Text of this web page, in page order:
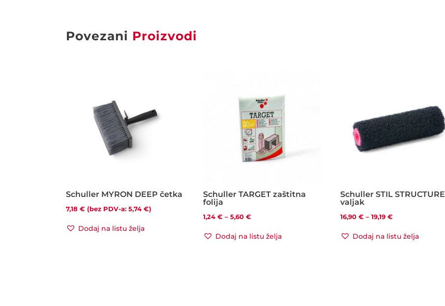
Povezani Proizvodi
Schuller MYRON DEEP četka
7,18€ (bez PDV-a:5,74€)
Dodaj na listu želja
Schuller TARGET zaštitna
folija
1,24€ – 5,60€Raspon
Dodaj na listu želja
Schuller STIL STRUCTURE
valjak
16,90€ – 19,19€Raspon
Dodaj na listu želja